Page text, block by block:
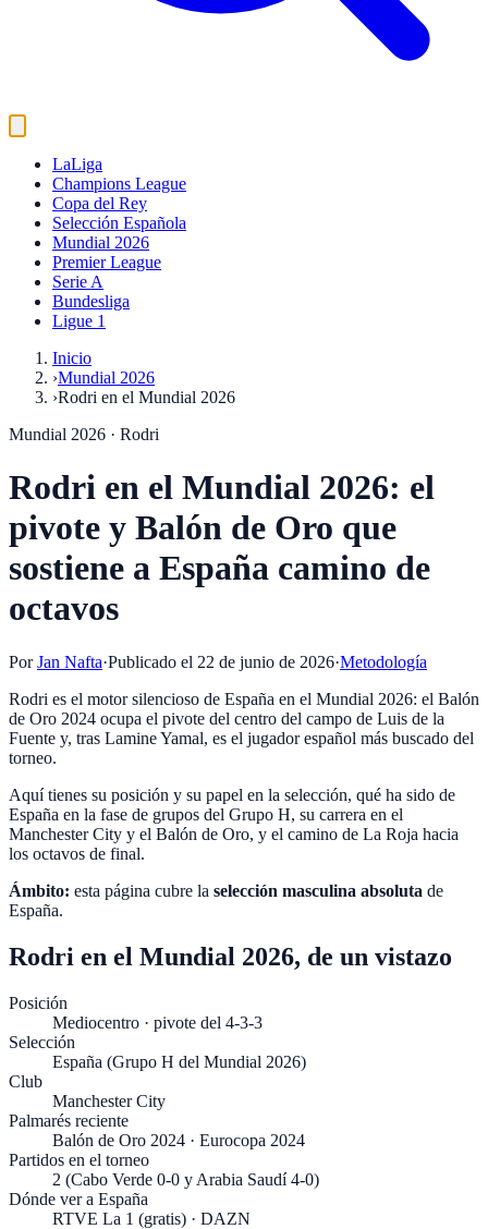
LaLiga
Champions League
Copa del Rey
Selección Española
Mundial 2026
Premier League
Serie A
Bundesliga
Ligue 1
Inicio
›Mundial 2026
›Rodri en el Mundial 2026
Mundial 2026 · Rodri
Rodri en el Mundial 2026: el
pivote y Balón de Oro que
sostiene a España camino de
octavos
Por Jan Nafta·Publicado el 22 de junio de 2026·Metodología
Rodri es el motor silencioso de España en el Mundial 2026: el Balón
de Oro 2024 ocupa el pivote del centro del campo de Luis de la
Fuente y, tras Lamine Yamal, es el jugador español más buscado del
torneo.
Aquí tienes su posición y su papel en la selección, qué ha sido de
España en la fase de grupos del Grupo H, su carrera en el
Manchester City y el Balón de Oro, y el camino de La Roja hacia
los octavos de final.
Ámbito: esta página cubre la selección masculina absoluta de
España.
Rodri en el Mundial 2026, de un vistazo
Posición
Mediocentro · pivote del 4-3-3
Selección
España (Grupo H del Mundial 2026)
Club
Manchester City
Palmarés reciente
Balón de Oro 2024 · Eurocopa 2024
Partidos en el torneo
2 (Cabo Verde 0-0 y Arabia Saudí 4-0)
Dónde ver a España
RTVE La 1 (gratis) · DAZN